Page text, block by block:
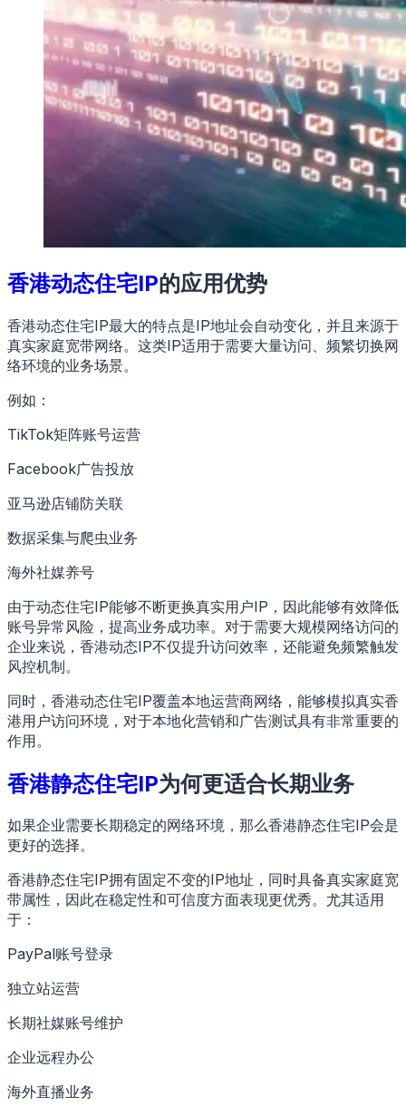
香港动态住宅IP的应用优势
香港动态住宅IP最大的特点是IP地址会自动变化，并且来源于
真实家庭宽带网络。这类IP适用于需要大量访问、频繁切换网
络环境的业务场景。
例如：
TikTok矩阵账号运营
Facebook广告投放
亚马逊店铺防关联
数据采集与爬虫业务
海外社媒养号
由于动态住宅IP能够不断更换真实用户IP，因此能够有效降低
账号异常风险，提高业务成功率。对于需要大规模网络访问的
企业来说，香港动态IP不仅提升访问效率，还能避免频繁触发
风控机制。
同时，香港动态住宅IP覆盖本地运营商网络，能够模拟真实香
港用户访问环境，对于本地化营销和广告测试具有非常重要的
作用。
香港静态住宅IP为何更适合长期业务
如果企业需要长期稳定的网络环境，那么香港静态住宅IP会是
更好的选择。
香港静态住宅IP拥有固定不变的IP地址，同时具备真实家庭宽
带属性，因此在稳定性和可信度方面表现更优秀。尤其适用
于：
PayPal账号登录
独立站运营
长期社媒账号维护
企业远程办公
海外直播业务